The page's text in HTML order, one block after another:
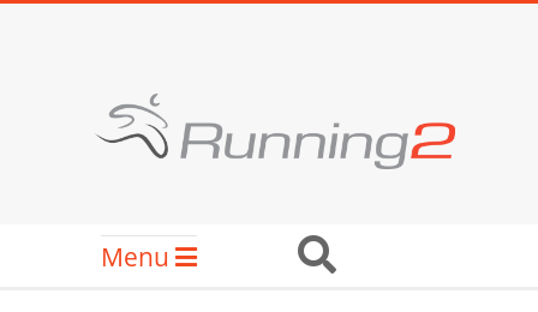
Secondary
Navigation
Menu Search